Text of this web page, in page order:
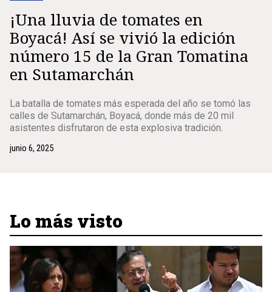
¡Una lluvia de tomates en
Boyacá! Así se vivió la edición
número 15 de la Gran Tomatina
en Sutamarchán
La batalla de tomates más esperada del año se tomó las
calles de Sutamarchán, Boyacá, donde más de 20 mil
asistentes disfrutaron de esta explosiva tradición.
junio 6, 2025
Lo más visto